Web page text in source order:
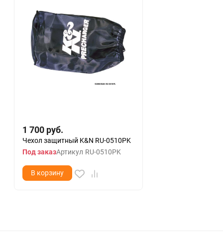
1 700 руб.
Чехол защитный K&N RU-0510PK
Под заказАртикул RU-0510PK
В корзину